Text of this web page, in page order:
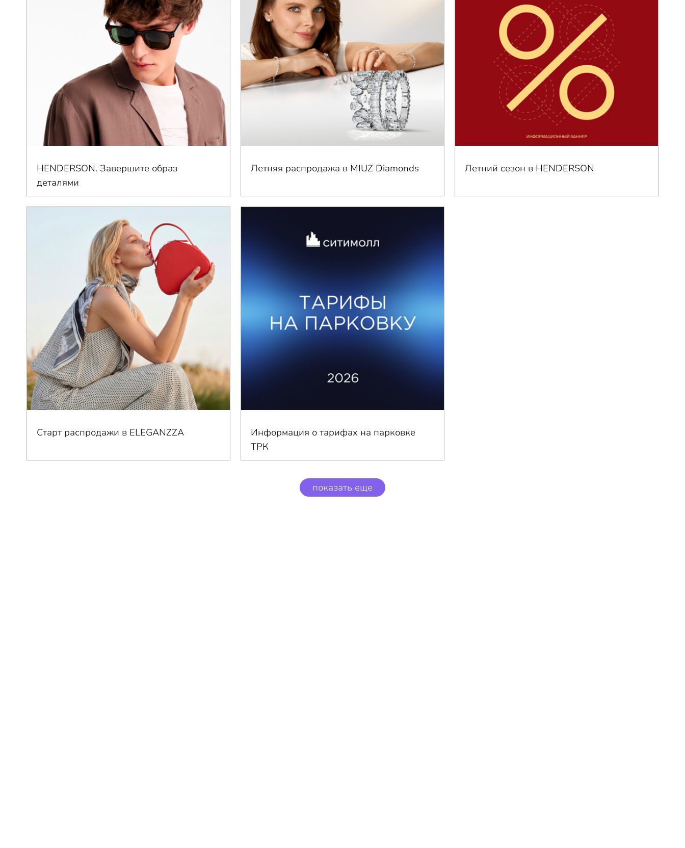
HENDERSON. Завершите образ
деталями
Летняя распродажа в MIUZ Diamonds Летний сезон в HENDERSON
Старт распродажи в ELEGANZZA
Информация о тарифах на парковке
ТРК
показать еще